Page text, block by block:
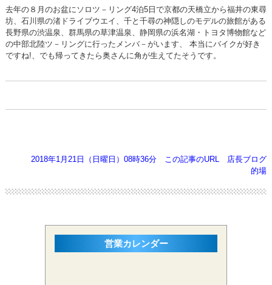
去年の８月のお盆にソロツ－リング4泊5日で京都の天橋立から福井の東尋
坊、石川県の渚ドライブウエイ、千と千尋の神隠しのモデルの旅館がある
長野県の渋温泉、群馬県の草津温泉、静岡県の浜名湖・トヨタ博物館など
の中部北陸ツ－リングに行ったメンバ－がいます、 本当にバイクが好き
ですね!、でも帰ってきたら奥さんに角が生えてたそうです。
2018年1月21日（日曜日）08時36分 この記事のURL
店長ブログ
的場
営業カレンダー